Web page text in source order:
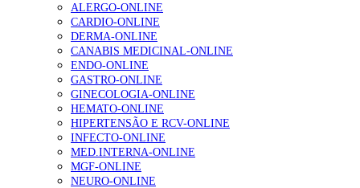
ALERGO-ONLINE
CARDIO-ONLINE
DERMA-ONLINE
CANABIS MEDICINAL-ONLINE
ENDO-ONLINE
GASTRO-ONLINE
GINECOLOGIA-ONLINE
HEMATO-ONLINE
HIPERTENSÃO E RCV-ONLINE
INFECTO-ONLINE
MED.INTERNA-ONLINE
MGF-ONLINE
NEURO-ONLINE